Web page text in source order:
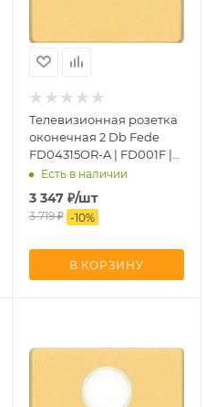
Телевизионная розетка
оконечная 2 Db Fede
FD04315OR-A | FD001F |
FD16-BAST
Есть в наличии
3 347₽/шт
3 719₽ -10%
В КОРЗИНУ